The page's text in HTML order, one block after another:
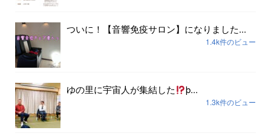
ついに！【音響免疫サロン】になりました...
1.4k件のビュー
ゆの里に宇宙人が集結した þ...
1.3k件のビュー